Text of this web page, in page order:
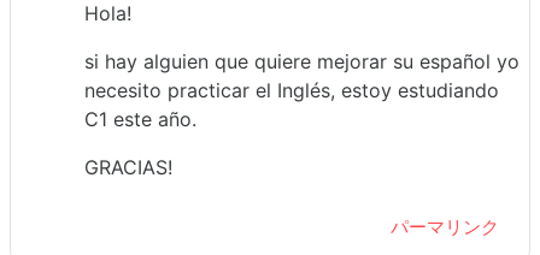
Hola!
si hay alguien que quiere mejorar su español yo
necesito practicar el Inglés, estoy estudiando
C1 este año.
GRACIAS!
パーマリンク